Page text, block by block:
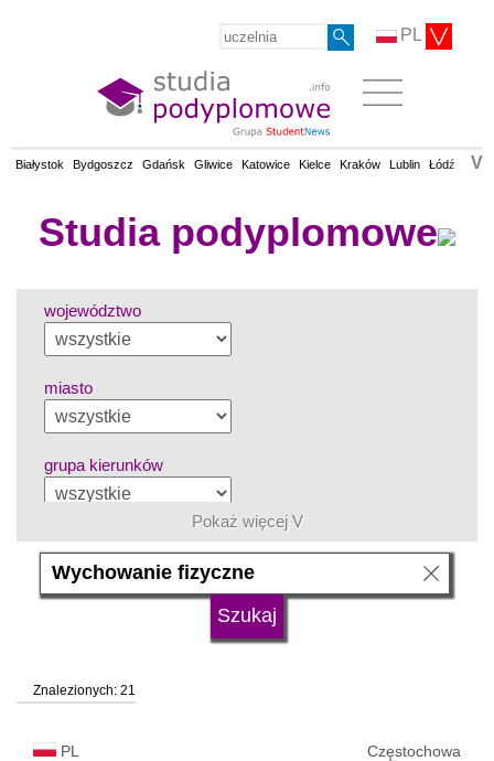
PL
Białystok Bydgoszcz Gdańsk Gliwice Katowice Kielce Kraków Lublin Łódź V
Studia podyplomowe
województwo
miasto
grupa kierunków
język
status uczelni
Pokaż więcej V
Znalezionych: 21
PL Częstochowa